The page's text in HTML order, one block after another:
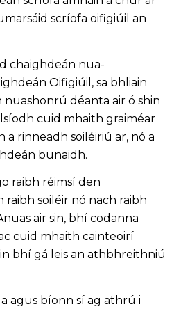
scríofa oifigiúil an
chaighdeán nua-
Oifigiúil, sa bhliain
nuashonrú déanta air ó shin
cuid mhaith graiméar
a rinneadh soiléiriú ar, nó a
bunaidh.
raibh réimsí den
raibh soiléir nó nach raibh
air sin, bhí codanna
cuid mhaith cainteoirí
bhí gá leis an athbhreithniú
agus bíonn sí ag athrú i